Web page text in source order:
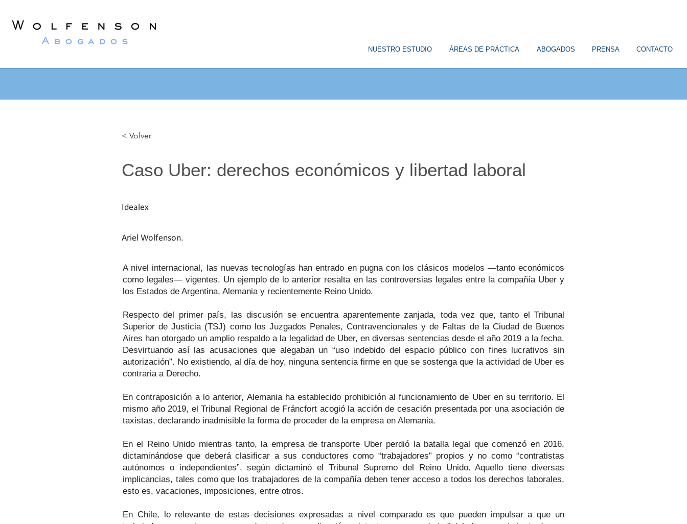
NUESTRO ESTUDIO ÁREAS DE PRÁCTICA ABOGADOS PRENSA CONTACTO
< Volver
Caso Uber: derechos económicos y libertad laboral
Idealex
Ariel Wolfenson.
A nivel internacional, las nuevas tecnologías han entrado en pugna con los clásicos modelos —tanto económicos
como legales— vigentes. Un ejemplo de lo anterior resalta en las controversias legales entre la compañía Uber y
los Estados de Argentina, Alemania y recientemente Reino Unido.
Respecto del primer país, las discusión se encuentra aparentemente zanjada, toda vez que, tanto el Tribunal
Superior de Justicia (TSJ) como los Juzgados Penales, Contravencionales y de Faltas de la Ciudad de Buenos
Aires han otorgado un amplio respaldo a la legalidad de Uber, en diversas sentencias desde el año 2019 a la fecha.
Desvirtuando así las acusaciones que alegaban un “uso indebido del espacio público con fines lucrativos sin
autorización”. No existiendo, al día de hoy, ninguna sentencia firme en que se sostenga que la actividad de Uber es
contraria a Derecho.
En contraposición a lo anterior, Alemania ha establecido prohibición al funcionamiento de Uber en su territorio. El
mismo año 2019, el Tribunal Regional de Fráncfort acogió la acción de cesación presentada por una asociación de
taxistas, declarando inadmisible la forma de proceder de la empresa en Alemania.
En el Reino Unido mientras tanto, la empresa de transporte Uber perdió la batalla legal que comenzó en 2016,
dictaminándose que deberá clasificar a sus conductores como “trabajadores” propios y no como “contratistas
autónomos o independientes”, según dictaminó el Tribunal Supremo del Reino Unido. Aquello tiene diversas
implicancias, tales como que los trabajadores de la compañía deben tener acceso a todos los derechos laborales,
esto es, vacaciones, imposiciones, entre otros.
En Chile, lo relevante de estas decisiones expresadas a nivel comparado es que pueden impulsar a que un
Wolfenson